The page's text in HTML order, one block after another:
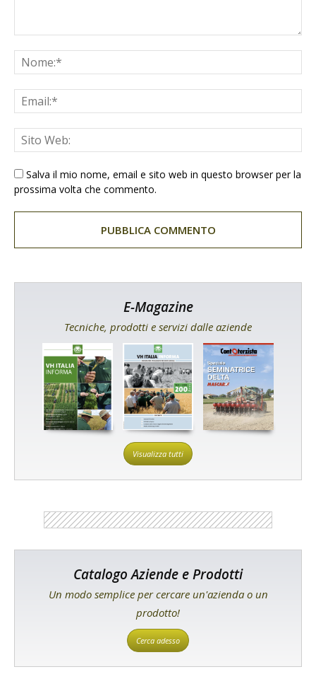
Salva il mio nome, email e sito web in questo browser per la
prossima volta che commento.
E-Magazine
Tecniche, prodotti e servizi dalle aziende
Visualizza tutti
Catalogo Aziende e Prodotti
Un modo semplice per cercare un'azienda o un
prodotto!
Cerca adesso